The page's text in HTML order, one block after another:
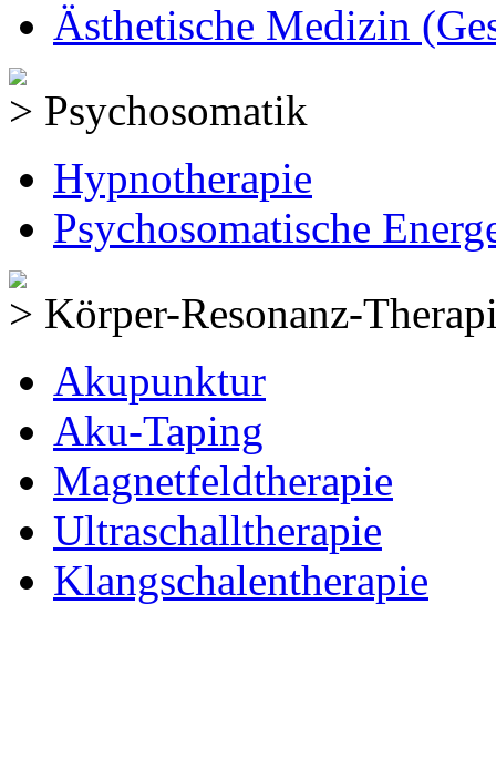
Ästhetische Medizin
> Psychosomatik
Hypnotherapie
Psychosomatische
> Körper-Resonanz-
Akupunktur
Aku-Taping
Magnetfeldtherapie
Ultraschalltherapie
Klangschalentherapie